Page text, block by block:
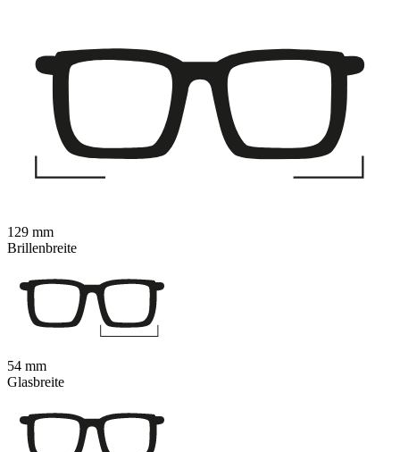
129 mm
Brillenbreite
54 mm
Glasbreite